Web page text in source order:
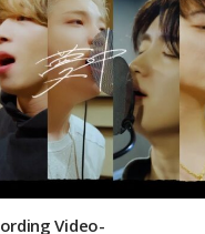
Video-